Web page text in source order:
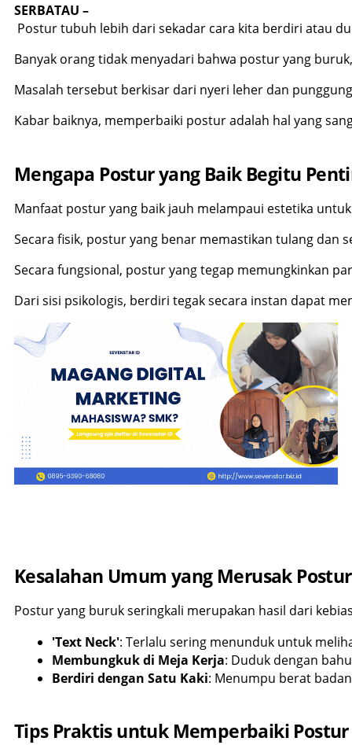
SERBATAU –
Postur tubuh lebih dari sekadar cara kita berdiri atau
Banyak orang tidak menyadari bahwa postur yang
Masalah tersebut berkisar dari nyeri leher dan
Kabar baiknya, memperbaiki postur adalah hal yang
Mengapa Postur yang Baik Begitu
Manfaat postur yang baik jauh melampaui estetika
Secara fisik, postur yang benar memastikan tulang dan
Secara fungsional, postur yang tegap memungkinkan
Dari sisi psikologis, berdiri tegak secara instan dapat
Kesalahan Umum yang Merusak Postur
Postur yang buruk seringkali merupakan hasil dari
'Text Neck': Terlalu sering menunduk untuk
Membungkuk di Meja Kerja: Duduk dengan
Berdiri dengan Satu Kaki: Menumpu berat
Tips Praktis untuk Memperbaiki Postur